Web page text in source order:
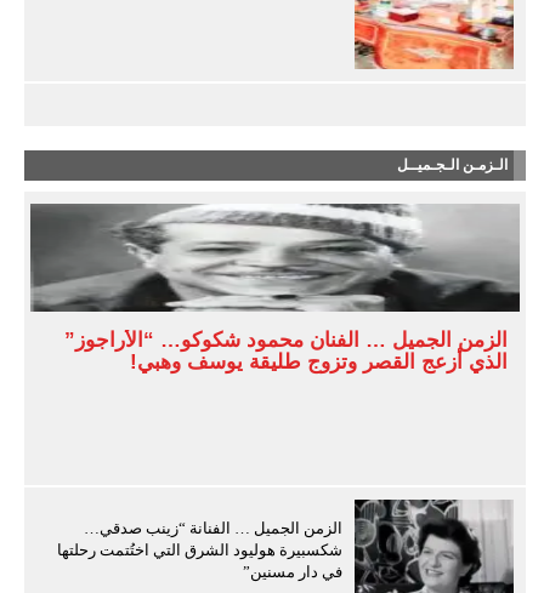
الـزمـن الـجـميــل
الزمن الجميل … الفنان محمود شكوكو… “الأراجوز”
الذي أزعج القصر وتزوج طليقة يوسف وهبي!
الزمن الجميل … الفنانة “زينب صدقي…
شكسبيرة هوليود الشرق التي اختُتمت رحلتها
في دار مسنين”